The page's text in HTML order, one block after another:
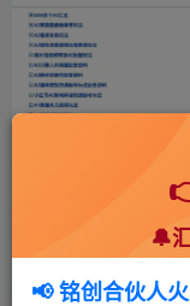
首页 🍻会员专享 💥
🔔
📢 铭创合伙人